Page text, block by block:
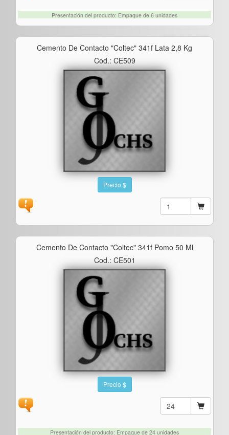
Presentación del producto: Empaque de 6 unidades
Cemento De Contacto "coltec" 341f Lata 2,8 Kg
Cod.: CE509
Precio $
Cemento De Contacto "coltec" 341f Pomo 50 Ml
Cod.: CE501
Precio $
Presentación del producto: Empaque de 24 unidades